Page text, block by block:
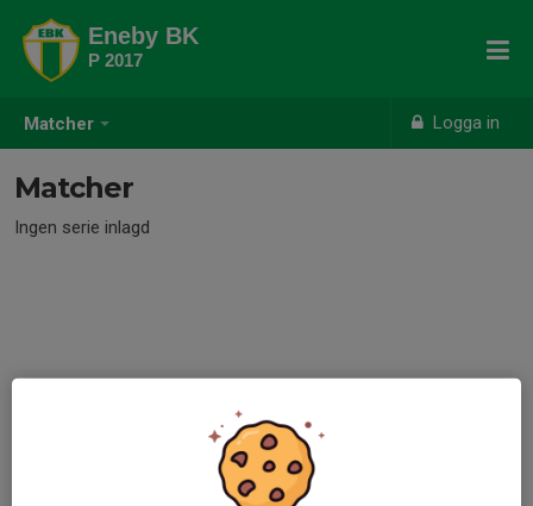
Matcher Logga in
Eneby BK
P 2017
Matcher
Ingen serie inlagd